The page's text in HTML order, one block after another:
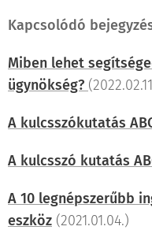
Kapcsolódó
Miben lehet
ügynökség?
A kulcsszókutatás
A kulcsszó kutatás
A 10 legnépszerűbb
eszköz (2021.01.04.)